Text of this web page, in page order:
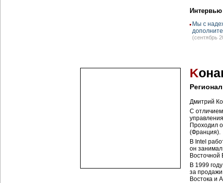
Интервью
Мы с
(сентябрь
K
Дмитрий
С
Проходил
(Франция).
В Intel
он
Восточной
В 1999
за продажи
Востока и